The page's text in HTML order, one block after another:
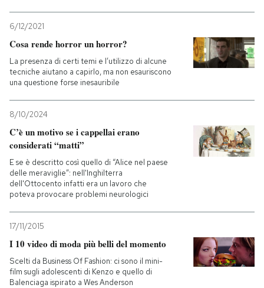
6/12/2021
Cosa rende horror un horror?
La presenza di certi temi e l’utilizzo di alcune
tecniche aiutano a capirlo, ma non esauriscono
una questione forse inesauribile
8/10/2024
C’è un motivo se i cappellai erano
considerati “matti”
E se è descritto così quello di “Alice nel paese
delle meraviglie”: nell'Inghilterra
dell'Ottocento infatti era un lavoro che
poteva provocare problemi neurologici
17/11/2015
I 10 video di moda più belli del momento
Scelti da Business Of Fashion: ci sono il mini-
film sugli adolescenti di Kenzo e quello di
Balenciaga ispirato a Wes Anderson